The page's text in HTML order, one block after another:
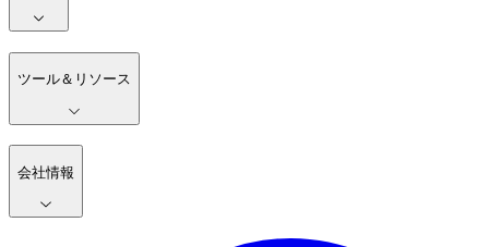
ツール＆リソース
会社情報